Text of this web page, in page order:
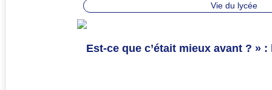
Vie du lycée
Est-ce que c’était mieux avant ? »